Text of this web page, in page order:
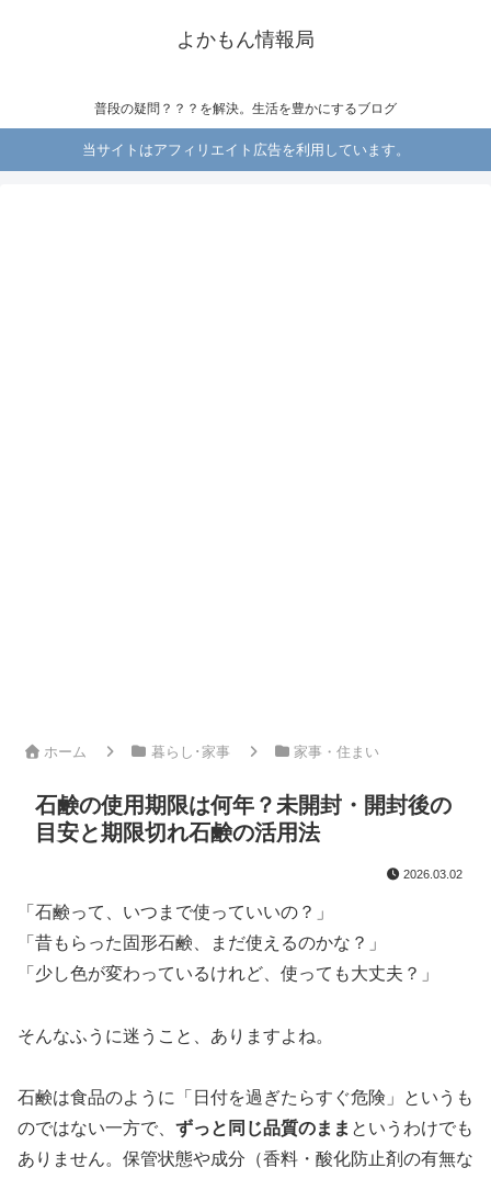
よかもん情報局
普段の疑問？？？を解決。生活を豊かにするブログ
当サイトはアフィリエイト広告を利用しています。
ホーム 暮らし･家事 家事・住まい
石鹸の使用期限は何年？未開封・開封後の
目安と期限切れ石鹸の活用法
2026.03.02
「石鹸って、いつまで使っていいの？」
「昔もらった固形石鹸、まだ使えるのかな？」
「少し色が変わっているけれど、使っても大丈夫？」
そんなふうに迷うこと、ありますよね。
石鹸は食品のように「日付を過ぎたらすぐ危険」というも
のではない一方で、 ずっと同じ品質のまま というわけでも
ありません。保管状態や成分（香料・酸化防止剤の有無な